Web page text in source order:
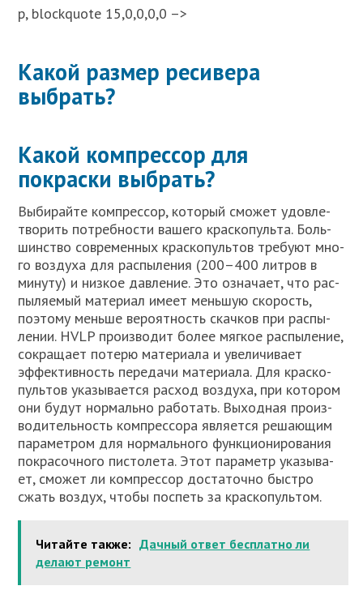
p, blockquote 15,0,0,0,0 –>
Какой размер ресивера
выбрать?
Какой компрессор для
покраски выбрать?
Выби­рай­те ком­прес­сор, кото­рый смо­жет удо­вле­
тво­рить потреб­но­сти ваше­го крас­ко­пуль­та. Боль­
шин­ство совре­мен­ных крас­ко­пуль­тов тре­бу­ют мно­
го воз­ду­ха для рас­пы­ле­ния (200–400 лит­ров в
мину­ту) и низ­кое дав­ле­ние. Это озна­ча­ет, что рас­
пы­ля­е­мый мате­ри­ал име­ет мень­шую ско­рость,
поэто­му мень­ше веро­ят­ность скач­ков при рас­пы­
ле­нии. HVLP про­из­во­дит более мяг­кое рас­пы­ле­ние,
сокра­ща­ет поте­рю мате­ри­а­ла и уве­ли­чи­ва­ет
эффек­тив­ность пере­да­чи мате­ри­а­ла. Для крас­ко­
пуль­тов ука­зы­ва­ет­ся рас­ход воз­ду­ха, при кото­ром
они будут нор­маль­но рабо­тать. Выход­ная про­из­
во­ди­тель­ность ком­прес­со­ра явля­ет­ся реша­ю­щим
пара­мет­ром для нор­маль­но­го функ­ци­о­ни­ро­ва­ния
покра­соч­но­го писто­ле­та. Этот пара­метр ука­зы­ва­
ет, смо­жет ли ком­прес­сор доста­точ­но быст­ро
сжать воз­дух, что­бы поспеть за крас­ко­пуль­том.
Читайте также: Дачный ответ бесплатно ли
делают ремонт